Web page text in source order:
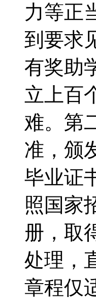
力等正
到要求
有奖助
立上百
难。第
准，颁
毕业证
照国家
册，取
处理，
章程仅